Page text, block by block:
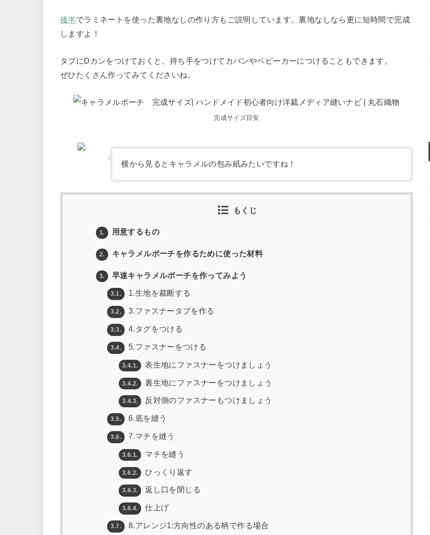
後半でラミネートを使った裏地なしの作り方もご説明しています。裏地なしなら更に短時間で完成
しますよ！
タブにDカンをつけておくと、持ち手をつけてカバンやベビーカーにつけることもできます。
ぜひたくさん作ってみてくださいね。
完成サイズ目安
横から見るとキャラメルの包み紙みたいですね！
もくじ
1. 用意するもの
2. キャラメルポーチを作るために使った材料
3. 早速キャラメルポーチを作ってみよう
3.1. 1.生地を裁断する
3.2. 3.ファスナータブを作る
3.3. 4.タグをつける
3.4. 5.ファスナーをつける
3.4.1. 表生地にファスナーをつけましょう
3.4.2. 裏生地にファスナーをつけましょう
3.4.3. 反対側のファスナーもつけましょう
3.5. 6.底を縫う
3.6. 7.マチを縫う
3.6.1. マチを縫う
3.6.2. ひっくり返す
3.6.3. 返し口を閉じる
3.6.4. 仕上げ
3.7. 8.アレンジ1:方向性のある柄で作る場合